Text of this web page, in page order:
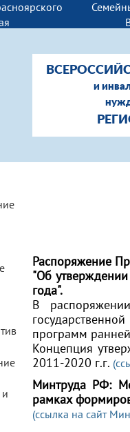
и
Распоряжение
"Об
года".
В
программ
Концепция
2011-2020 г.г.
Минтруда РФ:
рамках
(ссылка на сайт